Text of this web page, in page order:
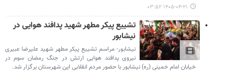
۱۴۰۵-۰۴-۲۱ ۰۳:۵۲
تشییع پیکر مطهر شهید پدافند هوایی در
نیشابور
نیشابور- مراسم تشییع پیکر مطهر شهید علیرضا عبیری
نیروی پدافند هوایی ارتش در جنگ رمضان سوم در
خیابان امام خمینی (ره) نیشابور با حضور مردم انقلابی این شهرستان برگزار شد.